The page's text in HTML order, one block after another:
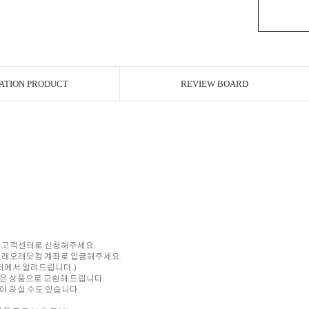
PRODUCT REVIEW BOARD
객센터로 신청해주세요.
오래닷컴 계좌로 입금해주세요.
에서 알려드립니다.)
상품으로 교환해 드립니다.
하실 수도 있습니다.